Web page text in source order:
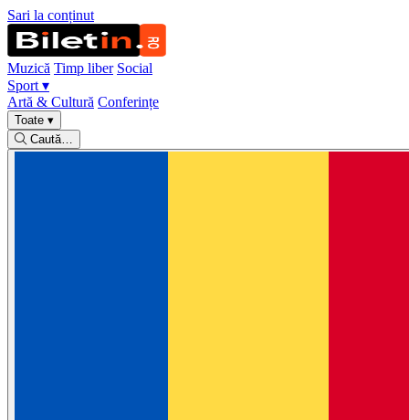
Sari la conținut
Muzică Timp liber Social
Sport ▾
Artă & Cultură Conferințe
Toate ▾
Caută…